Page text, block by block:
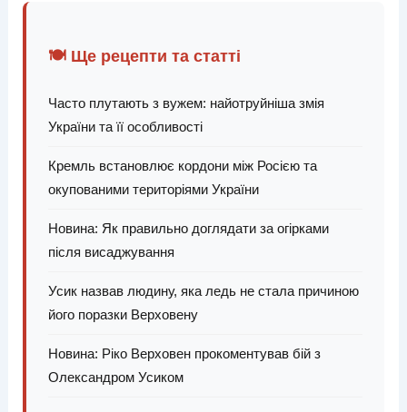
🍽️ Ще рецепти та статті
Часто плутають з вужем: найотруйніша змія
України та її особливості
Кремль встановлює кордони між Росією та
окупованими територіями України
Новина: Як правильно доглядати за огірками
після висаджування
Усик назвав людину, яка ледь не стала причиною
його поразки Верховену
Новина: Ріко Верховен прокоментував бій з
Олександром Усиком